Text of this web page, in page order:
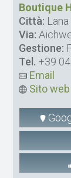
Boutique
Città: Lana
Via:
Gestione:
Tel. +39
Email
Sito web